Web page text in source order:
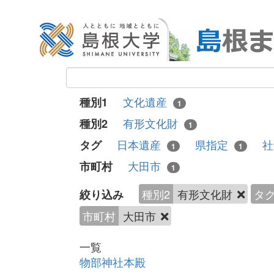
種別1 文化遺産 1
種別2 有形文化財 1
タグ 日本遺産 1 県指定 1
市町村
大田市 1
絞り込み 種別2 有形文化財
タ
市町村 大田市
一覧
物部神社本殿